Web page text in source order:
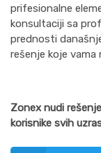
prifesionalne
konsultaciji sa
prednosti
rešenje koje vama
Zonex nudi
korisnike svih